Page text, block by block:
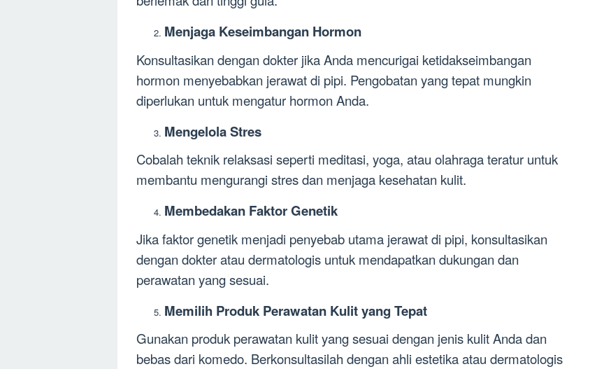
Menjaga Keseimbangan Hormon
Konsultasikan dengan dokter jika Anda mencurigai ketidakseimbangan
hormon menyebabkan jerawat di pipi. Pengobatan yang tepat mungkin
diperlukan untuk mengatur hormon Anda.
Mengelola Stres
Cobalah teknik relaksasi seperti meditasi, yoga, atau olahraga teratur untuk
membantu mengurangi stres dan menjaga kesehatan kulit.
Membedakan Faktor Genetik
Jika faktor genetik menjadi penyebab utama jerawat di pipi, konsultasikan
dengan dokter atau dermatologis untuk mendapatkan dukungan dan
perawatan yang sesuai.
Memilih Produk Perawatan Kulit yang Tepat
Gunakan produk perawatan kulit yang sesuai dengan jenis kulit Anda dan
bebas dari komedo. Berkonsultasilah dengan ahli estetika atau dermatologis